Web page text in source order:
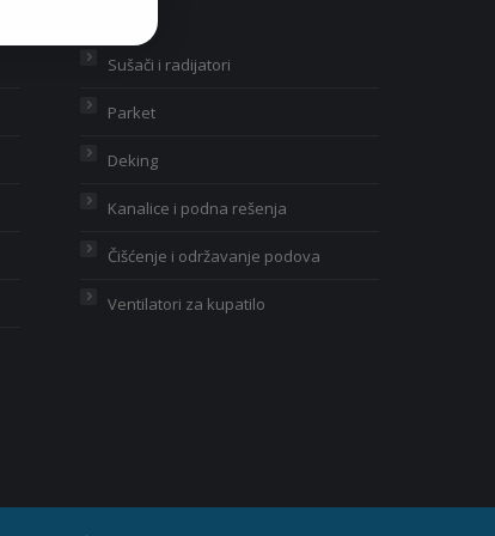
Sušači i radijatori
Parket
Deking
Kanalice i podna rešenja
Čišćenje i održavanje podova
Ventilatori za kupatilo